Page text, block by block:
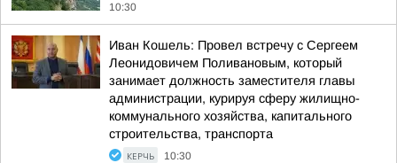
10:30
Иван Кошель: Провел встречу с Сергеем
Леонидовичем Поливановым, который
занимает должность заместителя главы
администрации, курируя сферу жилищно-
коммунального хозяйства, капитального
строительства, транспорта
КЕРЧЬ 10:30